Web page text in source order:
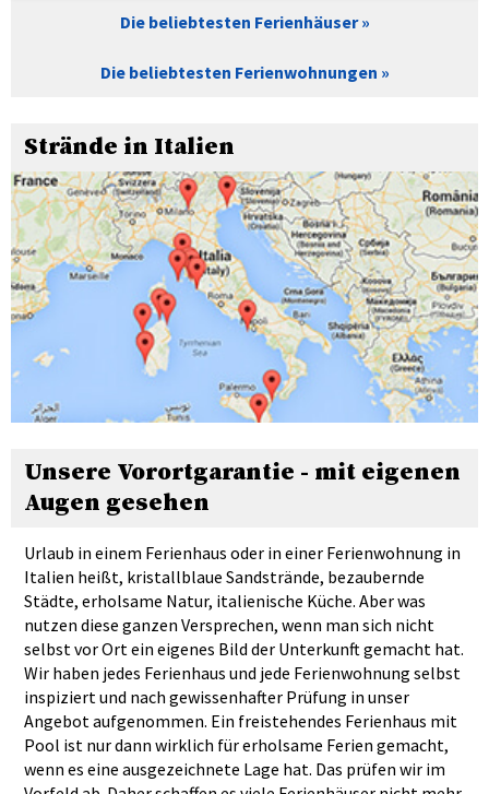
Die beliebtesten Ferienhäuser
Die beliebtesten Ferienwohnungen
Strände in Italien
Unsere Vorortgarantie - mit eigenen
Augen gesehen
Urlaub in einem Ferienhaus oder in einer Ferienwohnung in
Italien heißt, kristallblaue Sandstrände, bezaubernde
Städte, erholsame Natur, italienische Küche. Aber was
nutzen diese ganzen Versprechen, wenn man sich nicht
selbst vor Ort ein eigenes Bild der Unterkunft gemacht hat.
Wir haben jedes Ferienhaus und jede Ferienwohnung selbst
inspiziert und nach gewissenhafter Prüfung in unser
Angebot aufgenommen. Ein freistehendes Ferienhaus mit
Pool ist nur dann wirklich für erholsame Ferien gemacht,
wenn es eine ausgezeichnete Lage hat. Das prüfen wir im